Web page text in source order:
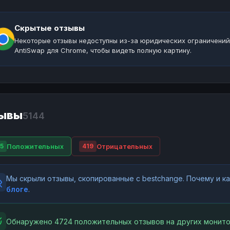
Скрытые отзывы
Некоторые отзывы недоступны из-за юридических
AntiSwap для Chrome, чтобы видеть полную картину.
5144
Положительных 419 Отрицательных
Мы скрыли отзывы, скопированные с bestchange. Почему и
блоге.
Обнаружено 4724 положительных отзывов на других